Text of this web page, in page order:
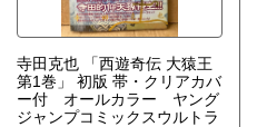
寺田克也 「西遊奇伝 大猿王
第1巻」 初版 帯・クリアカバ
ー付 オールカラー ヤング
ジャンプコミックスウルトラ